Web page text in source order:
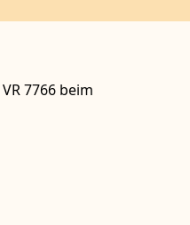
VR 7766 beim